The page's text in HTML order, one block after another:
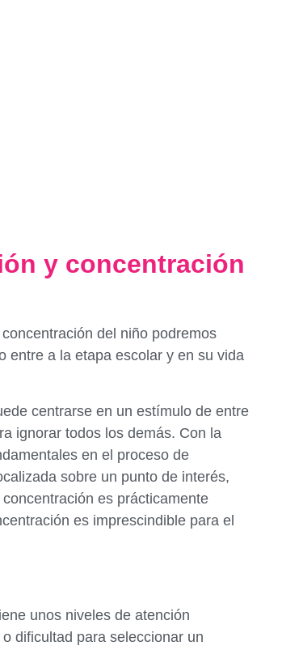
y concentración
del niño podremos
entre a la etapa escolar y en su vida
centrarse en un estímulo de entre
ignorar todos los demás. Con la
en el proceso de
sobre un punto de interés,
es prácticamente
es imprescindible para el
unos niveles de atención
dificultad para seleccionar un